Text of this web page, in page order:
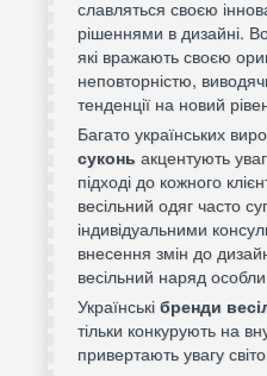
славляться своєю
рішеннями в дизайні.
які вражають своєю
неповторністю,
тенденції на новий
Багато українських
суконь акцентують
підході до кожного
весільний одяг часто
індивідуальними
внесення змін до
весільний наряд
Українські бренди
тільки конкурують на
привертають увагу